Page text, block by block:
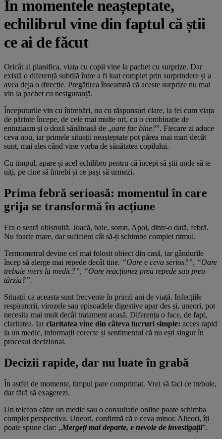
În momentele neașteptate,
echilibrul vine din faptul că știi
ce ai de făcut
Oricât ai planifica, viața cu copii vine la pachet cu surprize. Dar
există o diferență subtilă între a fi luat complet prin surprindere și a
avea deja o direcție. Pregătirea înseamnă că aceste surprize nu mai
vin la pachet cu nesiguranță.
Începuturile vin cu întrebări, nu cu răspunsuri clare, la fel cum viața
de părinte începe, de cele mai multe ori, cu o combinație de
entuziasm și o doză sănătoasă de „oare fac bine?”. Fiecare zi aduce
ceva nou, iar primele situații neașteptate pot părea mai mari decât
sunt, mai ales când vine vorba de sănătatea copilului.
Cu timpul, apare și acel echilibru pentru că începi să știi unde să te
uiți, pe cine să întrebi și ce pași să urmezi.
Prima febră serioasă: momentul în care
grija se transformă în acțiune
Era o seară obișnuită. Joacă, baie, somn. Apoi, dintr-o dată, febră.
Nu foarte mare, dar suficient cât să-ți schimbe complet ritmul.
Termometrul devine cel mai folosit obiect din casă, iar gândurile
încep să alerge mai repede decât tine. “Oare e ceva serios?”, “Oare
trebuie mers la medic?”, “Oare reacționez prea repede sau prea
târziu?”.
Situații ca aceasta sunt frecvente în primii ani de viață. Infecțiile
respiratorii, virozele sau episoadele digestive apar des și, uneori, pot
necesita mai mult decât tratament acasă. Diferența o face, de fapt,
claritatea. Iarclaritatea vine din câteva lucruri simple: acces rapid
la un medic, informații corecte și sentimentul că nu ești singur în
procesul decizional.
Decizii rapide, dar nu luate în grabă
În astfel de momente, timpul pare comprimat. Vrei să faci ce trebuie,
dar fără să exagerezi.
Un telefon către un medic sau o consultație online poate schimba
complet perspectiva. Uneori, confirmă că e ceva minor. Alteori, îți
poate spune clar: „Mergeți mai departe, e nevoie de investigații”.